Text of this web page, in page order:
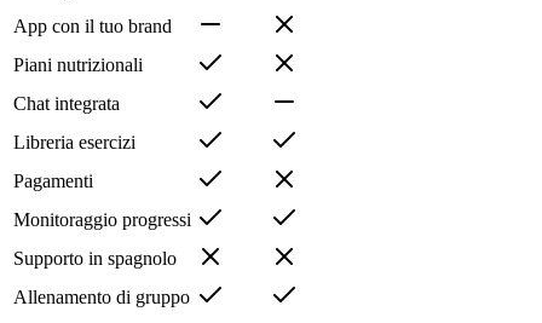
App con il tuo brand
Piani nutrizionali
Chat integrata
Libreria esercizi
Pagamenti
Monitoraggio progressi
Supporto in spagnolo
Allenamento di gruppo